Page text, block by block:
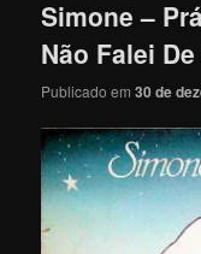
Simone –
Não Falei
Publicado em30 de